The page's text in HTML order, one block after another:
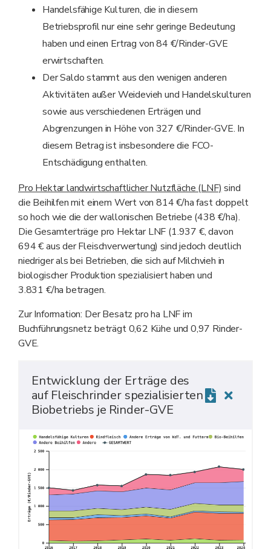
Handelsfähige Kulturen, die in diesem
Betriebsprofil nur eine sehr geringe Bedeutung
haben und einen Ertrag von 84 €/Rinder-GVE
erwirtschaften.
Der Saldo stammt aus den wenigen anderen
Aktivitäten außer Weidevieh und Handelskulturen
sowie aus verschiedenen Erträgen und
Abgrenzungen in Höhe von 327 €/Rinder-GVE. In
diesem Betrag ist insbesondere die FCO-
Entschädigung enthalten.
Pro Hektar landwirtschaftlicher Nutzfläche (LNF) sind
die Beihilfen mit einem Wert von 814 €/ha fast doppelt
so hoch wie die der wallonischen Betriebe (438 €/ha).
Die Gesamterträge pro Hektar LNF (1.937 €, davon
694 € aus der Fleischverwertung) sind jedoch deutlich
niedriger als bei Betrieben, die sich auf Milchvieh in
biologischer Produktion spezialisiert haben und
3.831 €/ha betragen.
Zur Information: Der Besatz pro ha LNF im
Buchführungsnetz beträgt 0,62 Kühe und 0,97 Rinder-
GVE.
Entwicklung der Erträge des
auf Fleischrinder spezialisierten
Biobetriebs je Rinder-GVE